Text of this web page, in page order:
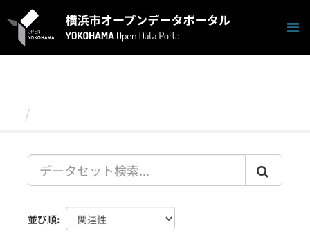
キ
並び順